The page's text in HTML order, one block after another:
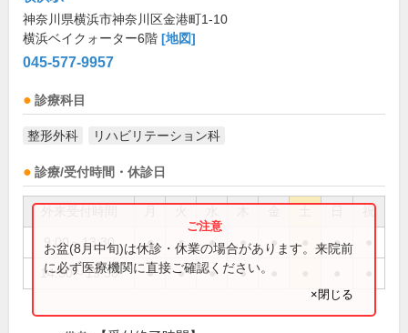
神奈川県横浜市神奈川区金港町1-10
横浜ベイクォーター6階 [地図]
045-577-9957
診療科目
整形外科 リハビリテーション科
診療/受付時間・休診日
祝
9:00～13:30 ● ● ● ● ● ●
14:30～19:30 ● ● ● ●
お盆(8月中旬)は休診・休業の場合があります。来院前
に必ず医療機関に直接ご確認ください。
×閉じる